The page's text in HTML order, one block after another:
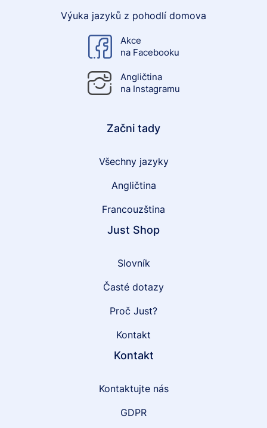
Výuka jazyků z pohodlí domova
Akce
na Facebooku
Angličtina
na Instagramu
Začni tady
Všechny jazyky
Angličtina
Francouzština
Just Shop
Slovník
Časté dotazy
Proč Just?
Kontakt
Kontakt
Kontaktujte nás
GDPR